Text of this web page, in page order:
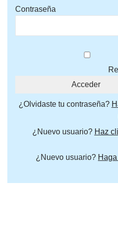
Contraseña
¿Olvidaste tu contraseña?
¿Nuevo usuario? Haz
¿Nuevo usuario?